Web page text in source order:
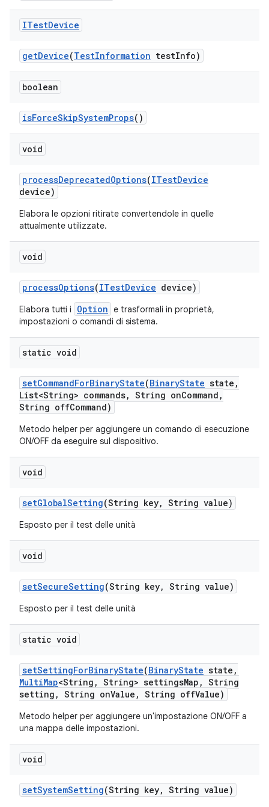
ITestDevice
getDevice(TestInformation testInfo)
boolean
isForceSkipSystemProps()
void
processDeprecatedOptions(ITestDevice
device)
Elabora le opzioni ritirate convertendole in quelle
attualmente utilizzate.
void
processOptions(ITestDevice device)
Elabora tutti i Option e trasformali in proprietà,
impostazioni o comandi di sistema.
static void
setCommandForBinaryState(BinaryState state ,
List<String> commands, String onCommand ,
String offCommand)
Metodo helper per aggiungere un comando di esecuzione
ON/OFF da eseguire sul dispositivo.
void
setGlobalSetting(String key, String value)
Esposto per il test delle unità
void
setSecureSetting(String key, String value)
Esposto per il test delle unità
static void
setSettingForBinaryState(BinaryState state ,
MultiMap<String , String> settingsMap , String
setting , String onValue , String offValue)
Metodo helper per aggiungere un'impostazione ON/OFF a
una mappa delle impostazioni.
void
setSystemSetting(String key, String value)